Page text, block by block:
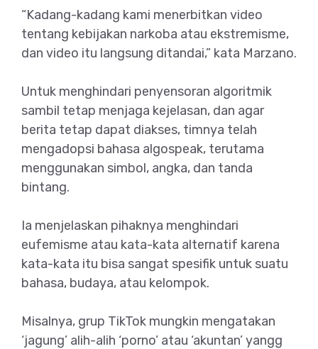
“Kadang-kadang kami menerbitkan video
tentang kebijakan narkoba atau ekstremisme,
dan video itu langsung ditandai,” kata Marzano.
Untuk menghindari penyensoran algoritmik
sambil tetap menjaga kejelasan, dan agar
berita tetap dapat diakses, timnya telah
mengadopsi bahasa algospeak, terutama
menggunakan simbol, angka, dan tanda
bintang.
Ia menjelaskan pihaknya menghindari
eufemisme atau kata-kata alternatif karena
kata-kata itu bisa sangat spesifik untuk suatu
bahasa, budaya, atau kelompok.
Misalnya, grup TikTok mungkin mengatakan
‘jagung’ alih-alih ‘porno’ atau ‘akuntan’ yangg